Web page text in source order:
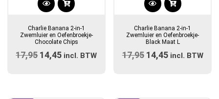
Dit
heeft
meerdere
variaties.
Charlie Banana 2-in-1
Zwemluier en Oefenbroekje-
Chocolate Chips
17,95 Oorspronkelijke
14,45 Huidige
incl. BTW
Charlie Banana 2-in-1
Zwemluier en Oefenbroekje-
Black Maat L
17,95 Oorspronkelijke
14,45Huidige
incl. BTW